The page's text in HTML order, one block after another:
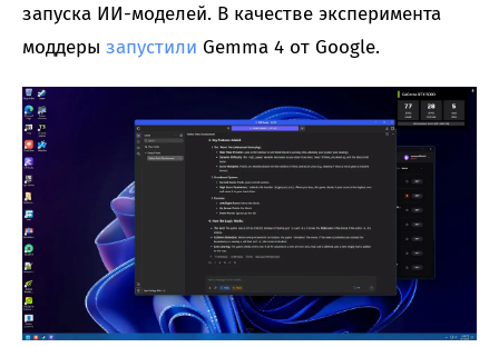
запуска ИИ-моделей. В качестве эксперимента
моддеры запустили Gemma 4 от Google.